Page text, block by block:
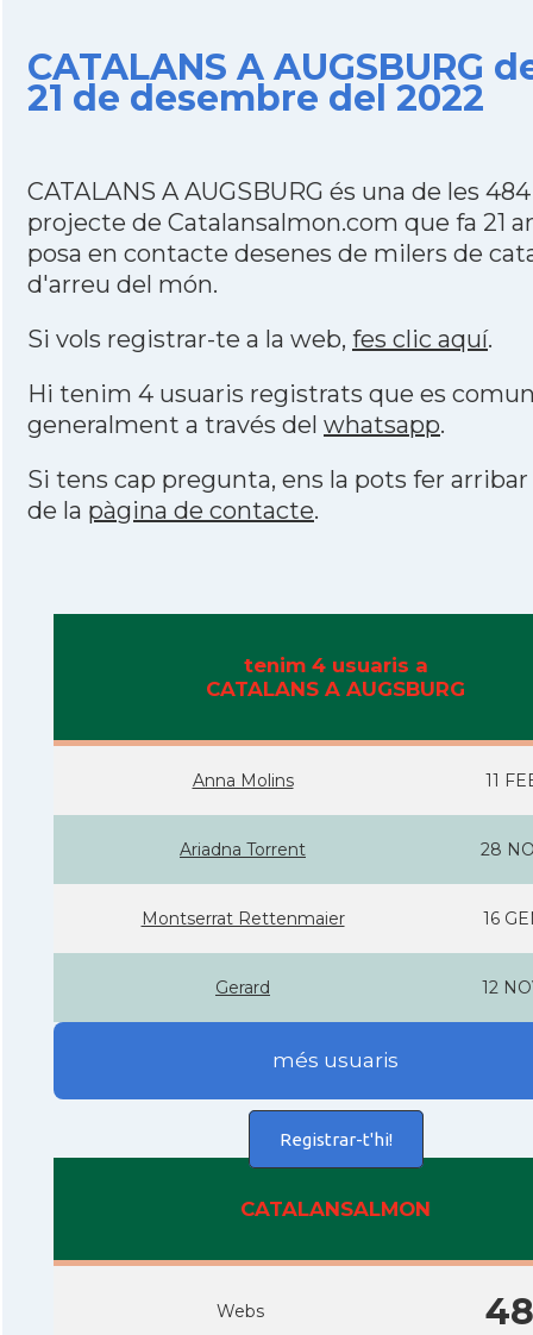
CATALANS A AUGSBURG
21 de desembre del 2022
CATALANS A AUGSBURG és una de les
projecte de Catalansalmon.com que fa 21
posa en contacte desenes de milers de
d'arreu del món.
Si vols registrar-te a la web, fes clic aquí.
Hi tenim 4 usuaris registrats que es
generalment a través del whatsapp.
Si tens cap pregunta, ens la pots fer arribar
de la pàgina de contacte.
tenim 4 usuaris a
CATALANS A AUGSBURG
Anna Molins 11
Ariadna Torrent 28
Montserrat Rettenmaier 16
Gerard 12
més usuaris
Registrar-t'hi!
CATALANSALMON
Webs